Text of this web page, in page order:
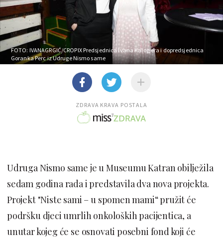
FOTO: IVANAGRGIĆ/CROPIX Predsjednica Ivana Kalogjera i dopredsjednica
Goranka Perc iz Udruge Nismo same
ZDRAVA KRAVA POSTALA
Udruga Nismo same je u Museumu Katran obilježila
sedam godina rada i predstavila dva nova projekta.
Projekt "Niste sami – u spomen mami“ pružit će
podršku djeci umrlih onkoloških pacijentica, a
unutar kojeg će se osnovati posebni fond koji će